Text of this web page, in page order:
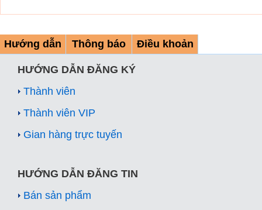
Hướng dẫn Thông báo Điều khoản
HƯỚNG DẪN ĐĂNG KÝ
Thành viên
Thành viên VIP
Gian hàng trực tuyến
HƯỚNG DẪN ĐĂNG TIN
Bán sản phẩm